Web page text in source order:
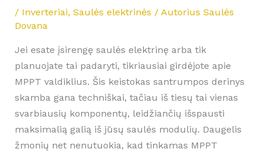
/ Inverteriai, Saulės elektrinės / Autorius Saulės
Dovana
Jei esate įsirengę saulės elektrinę arba tik
planuojate tai padaryti, tikriausiai girdėjote apie
MPPT valdiklius. Šis keistokas santrumpos derinys
skamba gana techniškai, tačiau iš tiesų tai vienas
svarbiausių komponentų, leidžiančių išspausti
maksimalią galią iš jūsų saulės modulių. Daugelis
žmonių net nenutuokia, kad tinkamas MPPT